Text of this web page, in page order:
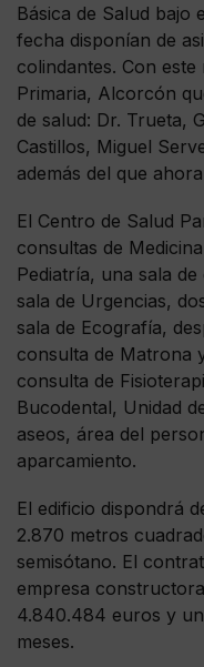
Básica de Salud bajo
fecha disponían de
colindantes. Con
Primaria, Alcorcón
de salud: Dr. Trueta,
Castillos, Miguel
además del que
El Centro de Salud
consultas de
Pediatría, una sala
sala de Urgencias,
sala de Ecografía,
consulta de Matrona
consulta de
Bucodental, Unidad
aseos, área del
aparcamiento.
El edificio dispondrá
2.870 metros
semisótano. El
empresa
4.840.484 euros y
meses.